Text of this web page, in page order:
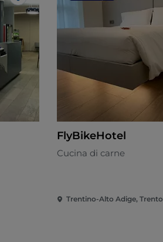
FlyBikeHotel
Cucina di carne
Trentino-Alto Adige, Trento